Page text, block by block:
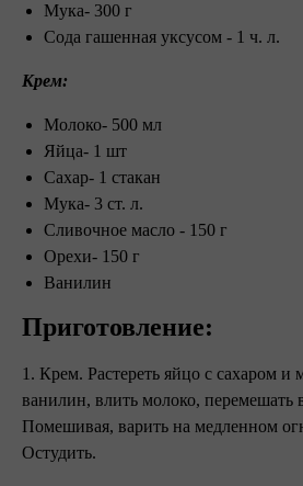
Мука- 300 г
Сода гашенная уксусом - 1 ч. л.
Крем:
Молоко- 500 мл
Яйца- 1 шт
Сахар- 1 стакан
Мука- 3 ст. л.
Сливочное масло - 150 г
Орехи- 150 г
Ванилин
Приготовление:
1. Крем. Растереть яйцо с сахаром и
ванилин, влить молоко, перемешать
Помешивая, варить на медленном
Остудить.